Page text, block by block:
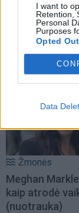
I want to
Retention,
Personal
Purposes
Opted Out
Data
Ingos
metis –
ekstremalių
Arūnas
nustebino
Žmonės
Meghan
kaip atrodė
(nuotrauka)